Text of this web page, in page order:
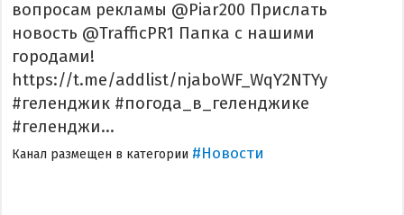
вопросам рекламы @Piar200 Прислать
новость @TrafficPR1 Папка с нашими
городами!
https://t.me/addlist/njaboWF_WqY2NTYy
#геленджик #погода_в_геленджике
#геленджи...
Канал размещен в категории #Новости